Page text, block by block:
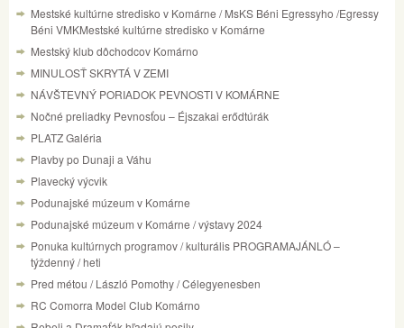
Mestské kultúrne stredisko v Komárne / MsKS Béni Egressyho /Egressy
Béni VMKMestské kultúrne stredisko v Komárne
Mestský klub dôchodcov Komárno
MINULOSŤ SKRYTÁ V ZEMI
NÁVŠTEVNÝ PORIADOK PEVNOSTI V KOMÁRNE
Nočné preliadky Pevnosťou – Éjszakai erődtúrák
PLATZ Galéria
Plavby po Dunaji a Váhu
Plavecký výcvik
Podunajské múzeum v Komárne
Podunajské múzeum v Komárne / výstavy 2024
Ponuka kultúrnych programov / kulturális PROGRAMAJÁNLÓ –
týždenný / heti
Pred métou / László Pomothy / Célegyenesben
RC Comorra Model Club Komárno